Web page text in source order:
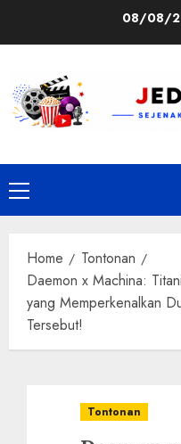
08/08/
Primary
Menu
Home
Tontonan
Daemon x Machina:
yang Memperkenalkan
Tersebut!
Tontonan